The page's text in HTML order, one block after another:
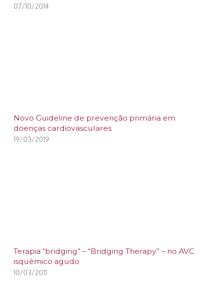
07/10/2014
Novo Guideline de prevenção primária em
doenças cardiovasculares
19/03/2019
Terapia “bridging” – “Bridging Therapy” – no AVC
isquêmico agudo
10/03/2011